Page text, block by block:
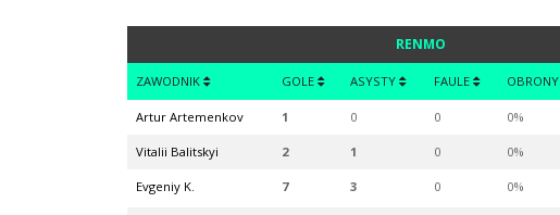
RENMO
ZAWODNIK GOLE ASYSTY FAULE OBRONY
Artur Artemenkov 1 0 0 0%
Vitalii Balitskyi 2 1 0 0%
Evgeniy K. 7 3 0 0%